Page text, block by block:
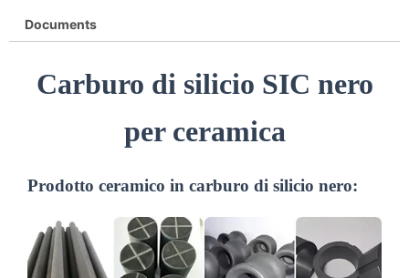
Documents
Carburo di silicio SIC nero
per ceramica
Prodotto ceramico in carburo di silicio nero: